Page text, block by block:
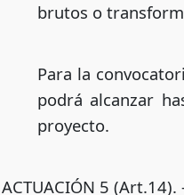
brutos o
Para la
podrá alcanzar
proyecto.
ACTUACIÓN 5